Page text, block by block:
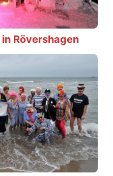
Rövershagen